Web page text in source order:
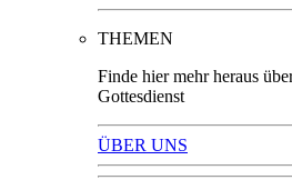
THEMEN
Finde hier mehr heraus
Gottesdienst
ÜBER UNS